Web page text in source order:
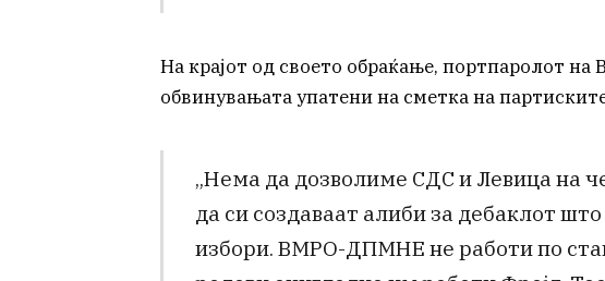
На крајот од своето обраќање, портпаролот
обвинувањата упатени на сметка на
„Нема да дозволиме СДС и Левица на
да си создаваат алиби за дебаклот
избори. ВМРО-ДПМНЕ не работи по